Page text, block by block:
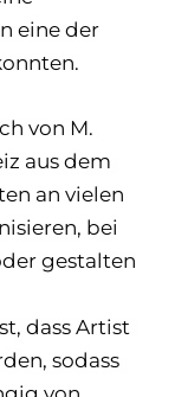
eine der
von M.
aus dem
an vielen
bei
gestalten
dass Artist
sodass